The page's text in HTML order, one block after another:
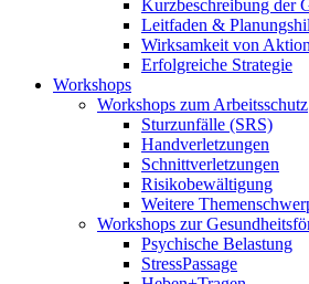
Kurzbeschreibung der
Leitfaden &
Wirksamkeit von
Erfolgreiche Strategie
Workshops
Workshops zum Arbeitsschutz
Sturzunfälle (SRS)
Handverletzungen
Schnittverletzungen
Risikobewältigung
Weitere
Workshops zur
Psychische Belastung
StressPassage